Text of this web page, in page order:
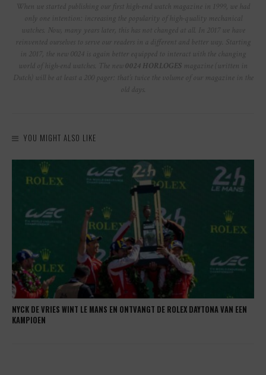
When we started publishing our first high-end watch magazine in 1999, we had
only one intention: increasing the popularity of high-quality mechanical
watches. Now, many years later, this has not changed at all. In 2017 we have
reinvented ourselves to serve our readers in a different and better way. Starting
in 2017, the new 0024 is again better equipped to interact with the changing
world of high-end watches. The new 0024 HORLOGES magazine (written in
Dutch) will be at least a 200 pager: that’s twice the volume of our magazine in the
old days.
YOU MIGHT ALSO LIKE
NYCK DE VRIES WINT LE MANS EN ONTVANGT DE ROLEX DAYTONA VAN EEN
KAMPIOEN